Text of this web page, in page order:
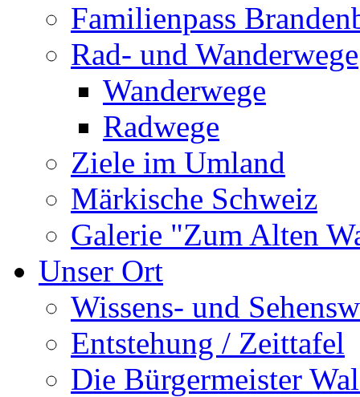
Familienpass
Rad- und Wanderwege
Wanderwege
Radwege
Ziele im Umland
Märkische Schweiz
Galerie "Zum Alten
Unser Ort
Wissens- und
Entstehung / Zeittafel
Die Bürgermeister